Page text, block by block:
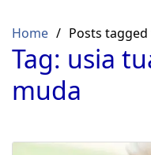
content
Home Posts
Tag: usia
muda